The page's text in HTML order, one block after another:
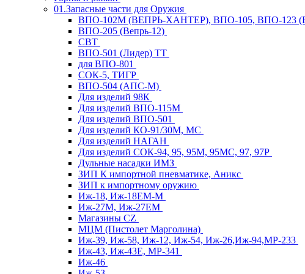
01.Запасные части для Оружия
ВПО-102М (ВЕПРЬ-ХАНТЕР), ВПО-105, ВПО-123
ВПО-205 (Вепрь-12)
СВТ
ВПО-501 (Лидер) ТТ
для ВПО-801
СОК-5, ТИГР
ВПО-504 (АПС-М)
Для изделий 98К
Для изделий ВПО-115М
Для изделий ВПО-501
Для изделий КО-91/30М, МС
Для изделий НАГАН
Для изделий СОК-94, 95, 95М, 95МС, 97, 97Р
Дульные насадки ИМЗ
ЗИП К импортной пневматике, Аникс
ЗИП к импортному оружию
Иж-18, Иж-18ЕМ-М
Иж-27М, Иж-27ЕМ
Магазины CZ
МЦМ (Пистолет Марголина)
Иж-39, Иж-58, Иж-12, Иж-54, Иж-26,Иж-94,МР-233
Иж-43, Иж-43Е, МР-341
Иж-46